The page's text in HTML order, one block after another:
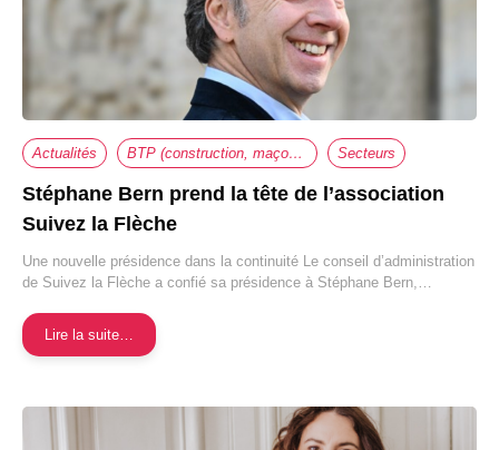
Actualités BTP (construction, maçonnerie, travaux,...) Secteurs
Stéphane Bern prend la tête de l’association
Suivez la Flèche
Une nouvelle présidence dans la continuité Le conseil d’administration
de Suivez la Flèche a confié sa présidence à Stéphane Bern,…
Lire la suite…